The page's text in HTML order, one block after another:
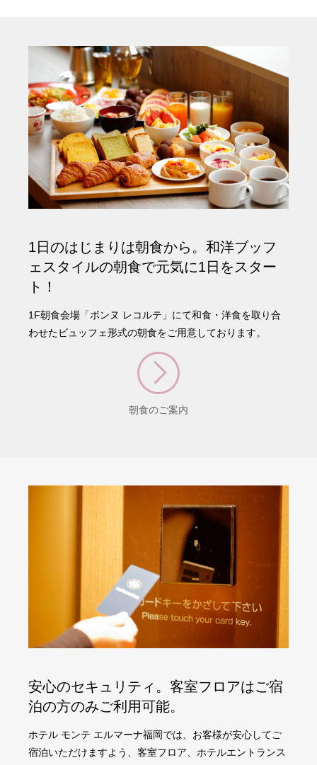
1日のはじまりは朝食から。和洋ブッフ
ェスタイルの朝食で元気に1日をスター
ト！
1F朝食会場「ボンヌ レコルテ」にて和食・洋食を取り合
わせたビュッフェ形式の朝食をご用意しております。
朝食のご案内
安心のセキュリティ。客室フロアはご宿
泊の方のみご利用可能。
ホテル モンテ エルマーナ福岡では、お客様が安心してご
宿泊いただけますよう、客室フロア、ホテルエントランス